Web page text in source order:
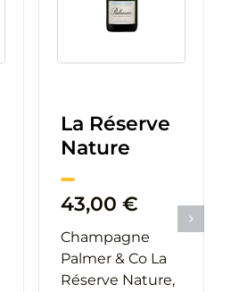
La Réserve
Nature
43,00 €
Champagne
Palmer & Co La
Réserve Nature,